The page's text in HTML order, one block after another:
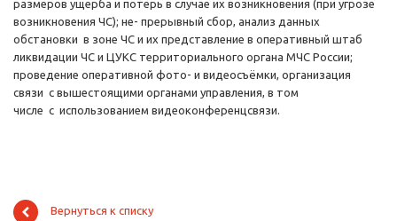
размеров ущерба и потерь в случае их возникновения (при угрозе
возникновения ЧС); не- прерывный сбор, анализ данных
обстановки в зоне ЧС и их представление в оперативный штаб
ликвидации ЧС и ЦУКС территориального органа МЧС России;
проведение оперативной фото- и видеосъёмки, организация
связи с вышестоящими органами управления, в том
числе с использованием видеоконференцсвязи.
Вернуться к списку